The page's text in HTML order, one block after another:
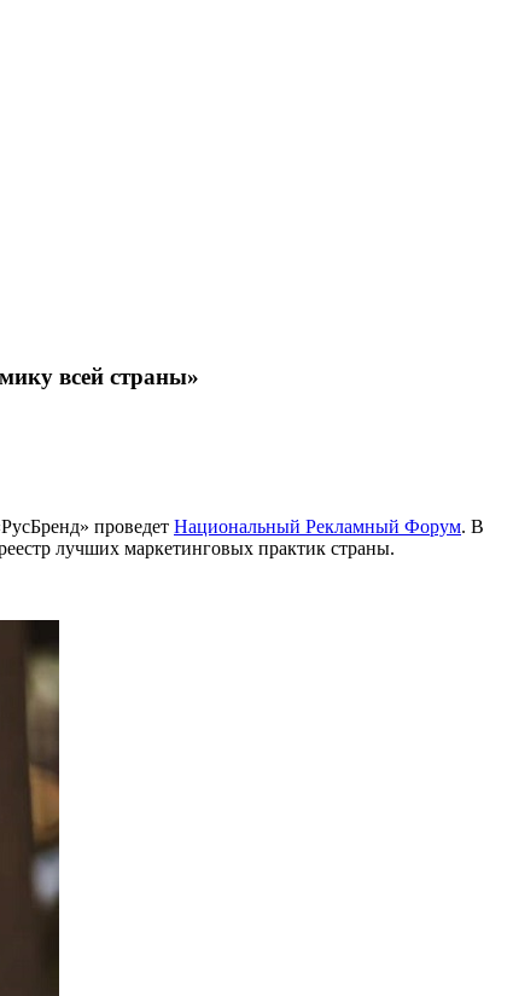
всей страны»
проведет Национальный Рекламный Форум. В
лучших маркетинговых практик страны.